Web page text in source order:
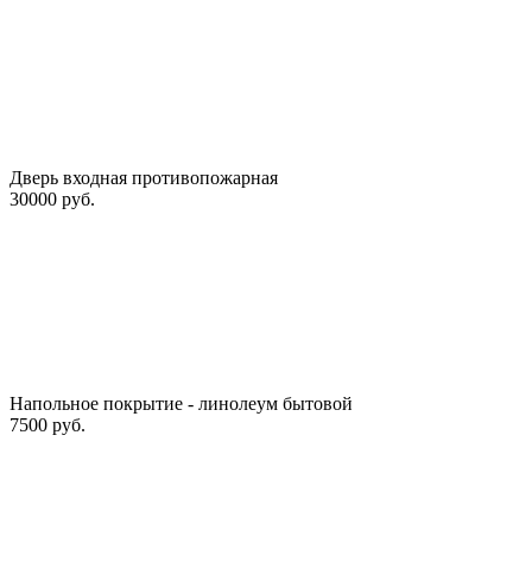
Дверь входная противопожарная
30000 руб.
Напольное покрытие - линолеум бытовой
7500 руб.